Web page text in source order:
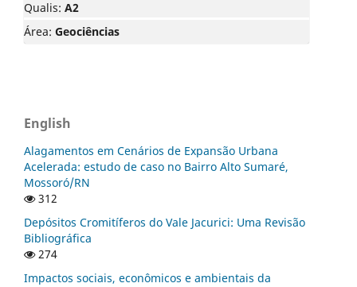
Qualis: A2
Área: Geociências
English
Alagamentos em Cenários de Expansão Urbana
Acelerada: estudo de caso no Bairro Alto Sumaré,
Mossoró/RN
312
Depósitos Cromitíferos do Vale Jacurici: Uma Revisão
Bibliográfica
274
Impactos sociais, econômicos e ambientais da